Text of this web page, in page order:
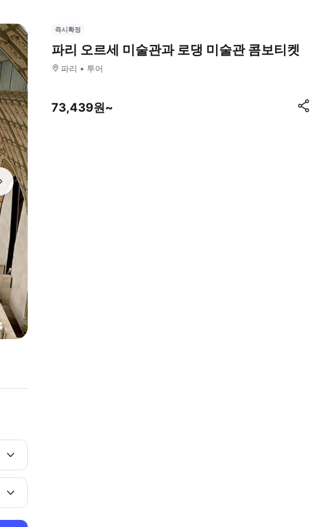
즉시확정
파리 오르세 미술관과 로댕 미술관 콤보티켓
파리 투어
73,439원~